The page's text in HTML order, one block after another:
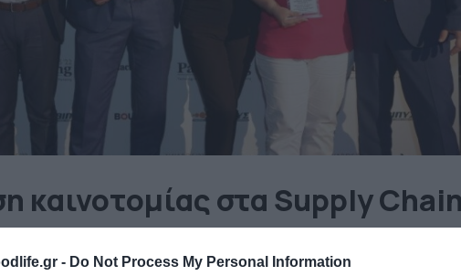
- Do Not Process My Personal Information
καινοτομίας στα Supply
τη βιωσιμότητα